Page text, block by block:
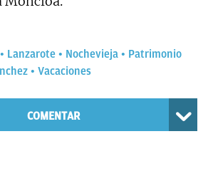
Lanzarote Nochevieja
Patrimonio
Vacaciones
COMENTAR